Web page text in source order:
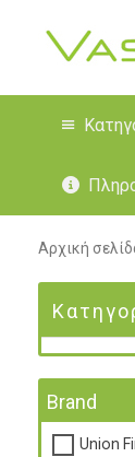
Αρχική
Brand
Union